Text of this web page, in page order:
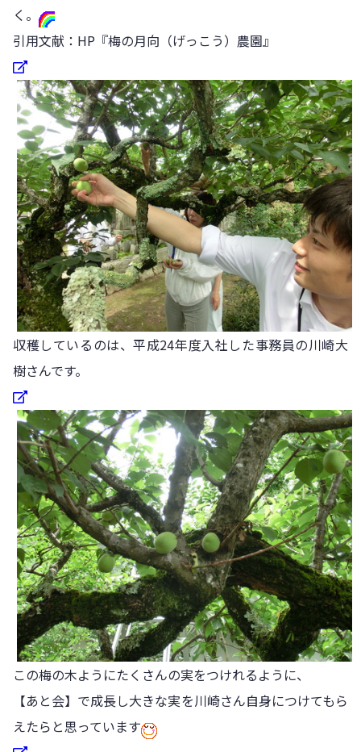
く。
引用文献：HP『梅の月向（げっこう）農園』
収穫しているのは、平成24年度入社した事務員の川崎大
樹さんです。
この梅の木ようにたくさんの実をつけれるように、
【あと会】で成長し大きな実を川崎さん自身につけてもら
えたらと思っています